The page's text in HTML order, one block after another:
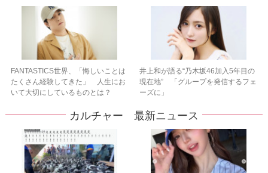
FANTASTICS世界、「悔しいことは
たくさん経験してきた」 人生にお
いて大切にしているものとは？
井上和が語る“乃木坂46加入5年目の
現在地” 「グループを発信するフェ
ーズに」
カルチャー 最新ニュース